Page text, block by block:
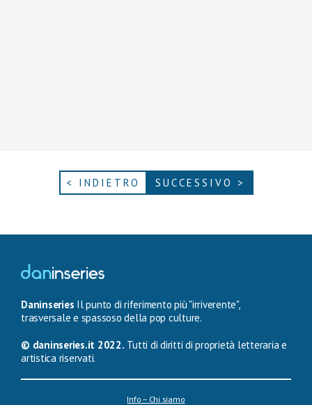
< INDIETRO SUCCESSIVO >
Daninseries Il punto di riferimento più "irriverente",
trasversale e spassoso della pop culture.
© daninseries.it 2022. Tutti di diritti di proprietà letteraria e
artistica riservati.
Info – Chi siamo